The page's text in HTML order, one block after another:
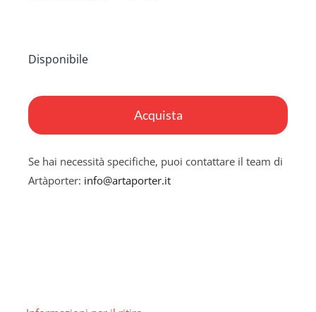
Disponibile
quantità
Acquista
Se hai necessità specifiche, puoi contattare il team di
Artàporter: info@artaporter.it